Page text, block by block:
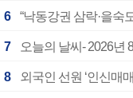
6 “낙동강권 삼락·을숙
7 오늘의 날씨- 2026년
8 외국인 선원 ‘인신매